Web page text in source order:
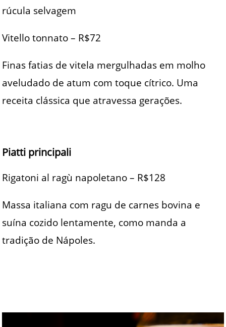
rúcula selvagem
Vitello tonnato – R$72
Finas fatias de vitela mergulhadas em molho
aveludado de atum com toque cítrico. Uma
receita clássica que atravessa gerações.
Piatti principali
Rigatoni al ragù napoletano – R$128
Massa italiana com ragu de carnes bovina e
suína cozido lentamente, como manda a
tradição de Nápoles.